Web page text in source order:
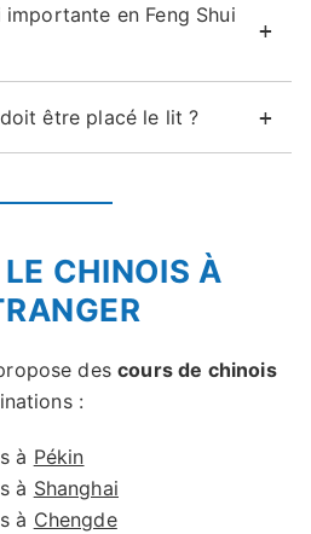
importante en Feng Shui
être placé le lit ?
CHINOIS À
descours de chinois
:
à Pékin
à Shanghai
à Chengde